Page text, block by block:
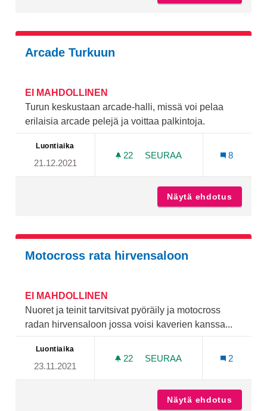
Arcade Turkuun
EI MAHDOLLINEN
Turun keskustaan arcade-halli, missä voi pelaa
erilaisia arcade pelejä ja voittaa palkintoja.
Luontiaika
21.12.2021
22 22 SEURAAJAA
SEURAA
8
Näytä ehdotus
Motocross rata hirvensaloon
EI MAHDOLLINEN
Nuoret ja teinit tarvitsivat pyöräily ja motocross
radan hirvensaloon jossa voisi kaverien kanssa...
Luontiaika
23.11.2021
22 22 SEURAAJAA
SEURAA
2
Näytä ehdotus